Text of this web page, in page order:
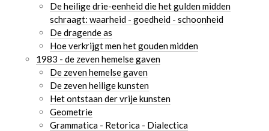
De heilige drie-eenheid die het gulden midden
schraagt: waarheid - goedheid - schoonheid
De dragende as
Hoe verkrijgt men het gouden midden
1983 - de zeven hemelse gaven
De zeven hemelse gaven
De zeven heilige kunsten
Het ontstaan der vrije kunsten
Geometrie
Grammatica - Retorica - Dialectica